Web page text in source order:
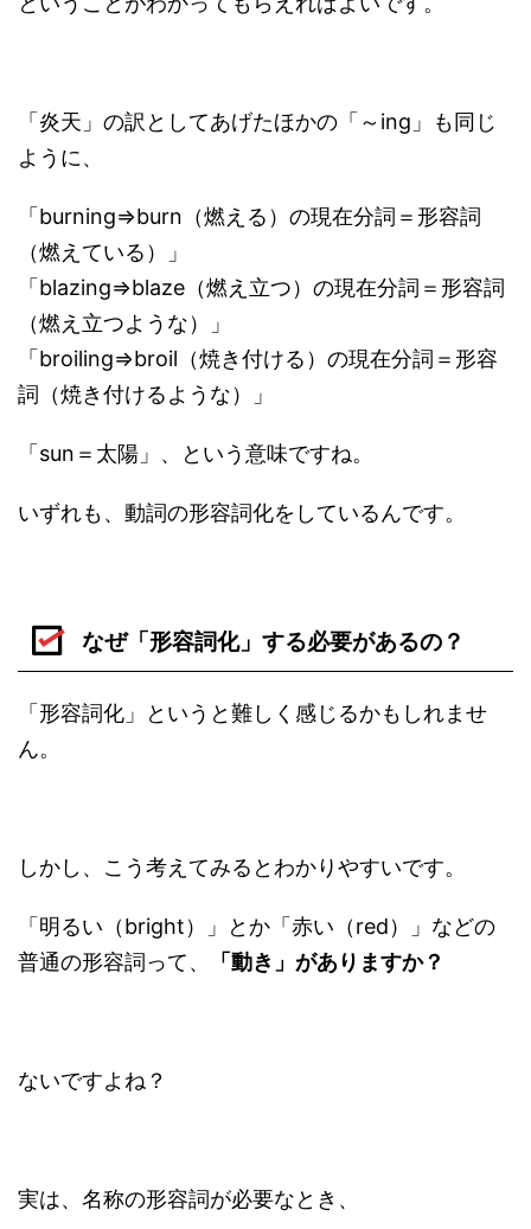
「炎天」の訳としてあげたほかの「～ing」も同じ
ように、
「burning⇒burn（燃える）の現在分詞＝形容詞
（燃えている）」
「blazing⇒blaze（燃え立つ）の現在分詞＝形容詞
（燃え立つような）」
「broiling⇒broil（焼き付ける）の現在分詞＝形容
詞（焼き付けるような）」
「sun＝太陽」、という意味ですね。
いずれも、動詞の形容詞化をしているんです。
なぜ「形容詞化」する必要があるの？
「形容詞化」というと難しく感じるかもしれませ
ん。
しかし、こう考えてみるとわかりやすいです。
「明るい（bright）」とか「赤い（red）」などの
普通の形容詞って、
「動き」がありますか？
ないですよね？
実は、名称の形容詞が必要なとき、